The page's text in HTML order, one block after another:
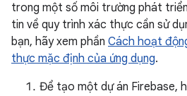
trong một số môi trường phát
tin về quy trình xác thực cần sử
bạn, hãy xem phần Cách hoạt
thực mặc định của ứng dụng.
Để tạo một dự án Firebase,